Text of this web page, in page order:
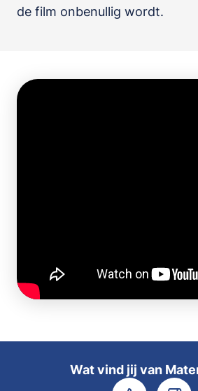
de film onbenullig wordt.
Wat vind jij van